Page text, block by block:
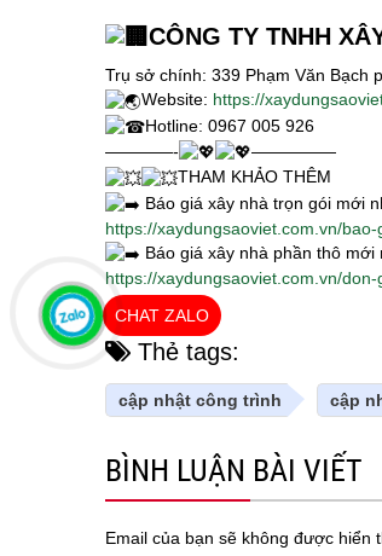
CÔNG TY TNHH
Trụ sở chính: 339 Phạm Văn Bạch
Website: https://
Hotline: 0967 005 926
————-
—————
THAM KHẢO THÊM
Báo giá xây nhà trọn gói mới
https://xaydungsaoviet.com.vn/
Báo giá xây nhà phần thô mới
https://xaydungsaoviet.com.vn/
Thẻ tags:
cập nhật công trình cập
BÌNH LUẬN BÀI VIẾT
Email của bạn sẽ không được hiển
CHAT ZALO